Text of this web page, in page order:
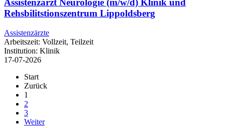
Assistenzarzt Neurologie (m/w/d) Klinik und
Rehsbilitstionszentrum Lippoldsberg
Assistenzärzte
Arbeitszeit: Vollzeit, Teilzeit
Institution: Klinik
17-07-2026
Start
Zurück
1
2
3
Weiter